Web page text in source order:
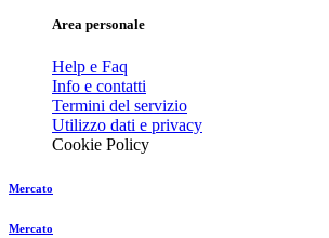
Area personale
Help e Faq
Info e contatti
Termini del servizio
Utilizzo dati e privacy
Cookie Policy
Mercato
Mercato